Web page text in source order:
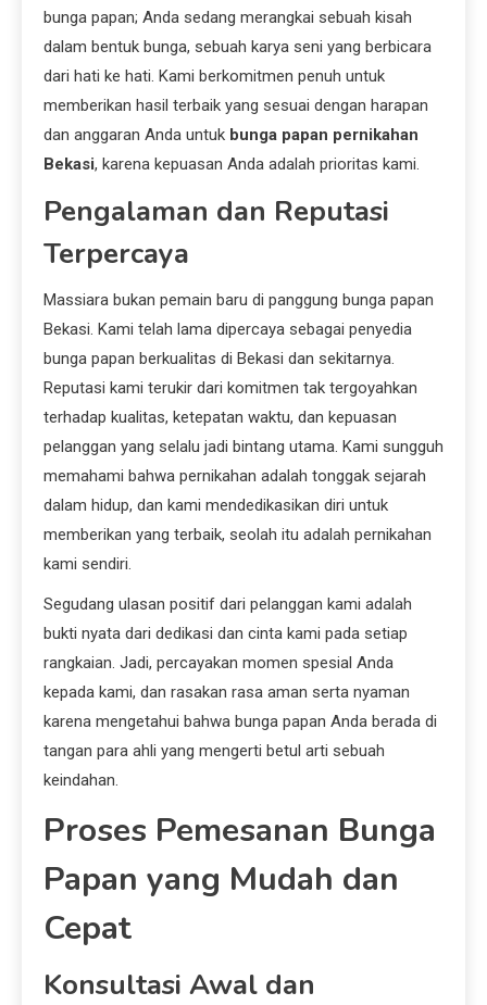
bunga papan; Anda sedang merangkai sebuah kisah
dalam bentuk bunga, sebuah karya seni yang berbicara
dari hati ke hati. Kami berkomitmen penuh untuk
memberikan hasil terbaik yang sesuai dengan harapan
dan anggaran Anda untuk bunga papan pernikahan
Bekasi, karena kepuasan Anda adalah prioritas kami.
Pengalaman dan Reputasi
Terpercaya
Massiara bukan pemain baru di panggung bunga papan
Bekasi. Kami telah lama dipercaya sebagai penyedia
bunga papan berkualitas di Bekasi dan sekitarnya.
Reputasi kami terukir dari komitmen tak tergoyahkan
terhadap kualitas, ketepatan waktu, dan kepuasan
pelanggan yang selalu jadi bintang utama. Kami sungguh
memahami bahwa pernikahan adalah tonggak sejarah
dalam hidup, dan kami mendedikasikan diri untuk
memberikan yang terbaik, seolah itu adalah pernikahan
kami sendiri.
Segudang ulasan positif dari pelanggan kami adalah
bukti nyata dari dedikasi dan cinta kami pada setiap
rangkaian. Jadi, percayakan momen spesial Anda
kepada kami, dan rasakan rasa aman serta nyaman
karena mengetahui bahwa bunga papan Anda berada di
tangan para ahli yang mengerti betul arti sebuah
keindahan.
Proses Pemesanan Bunga
Papan yang Mudah dan
Cepat
Konsultasi Awal dan